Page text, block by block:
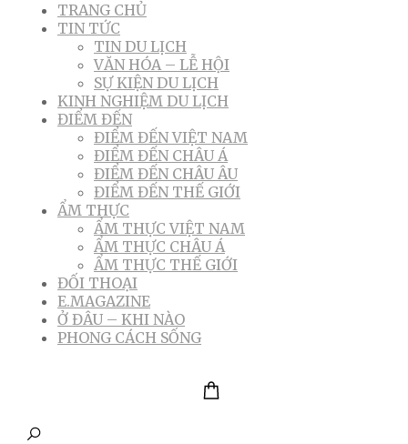
TRANG CHỦ
TIN TỨC
TIN DU LỊCH
VĂN HÓA – LỄ HỘI
SỰ KIỆN DU LỊCH
KINH NGHIỆM DU LỊCH
ĐIỂM ĐẾN
ĐIỂM ĐẾN VIỆT NAM
ĐIỂM ĐẾN CHÂU Á
ĐIỂM ĐẾN CHÂU ÂU
ĐIỂM ĐẾN THẾ GIỚI
ẨM THỰC
ẨM THỰC VIỆT NAM
ẨM THỰC CHÂU Á
ẨM THỰC THẾ GIỚI
ĐỐI THOẠI
E.MAGAZINE
Ở ĐÂU – KHI NÀO
PHONG CÁCH SỐNG